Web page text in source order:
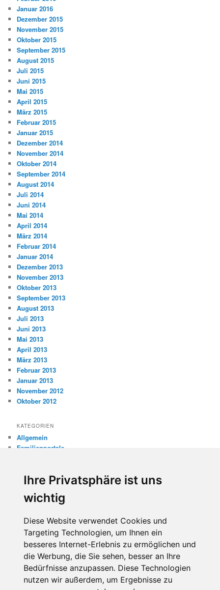
Ihre Privatsphäre ist uns
wichtig
Diese Website verwendet Cookies und
Targeting Technologien, um Ihnen ein
besseres Internet-Erlebnis zu ermöglichen und
die Werbung, die Sie sehen, besser an Ihre
Bedürfnisse anzupassen. Diese Technologien
nutzen wir außerdem, um Ergebnisse zu
Januar 2016
Dezember 2015
November 2015
Oktober 2015
September 2015
August 2015
Juli 2015
Juni 2015
Mai 2015
April 2015
März 2015
Februar 2015
Januar 2015
Dezember 2014
November 2014
Oktober 2014
September 2014
August 2014
Juli 2014
Juni 2014
Mai 2014
April 2014
März 2014
Februar 2014
Januar 2014
Dezember 2013
November 2013
Oktober 2013
September 2013
August 2013
Juli 2013
Juni 2013
Mai 2013
April 2013
März 2013
Februar 2013
Januar 2013
November 2012
Oktober 2012
KATEGORIEN
Allgemein
Familienportale
Internetsicherheit
Missbrauch
META
Anmelden
Eintrags-Feed
Kommentar-Feed
WordPress.org